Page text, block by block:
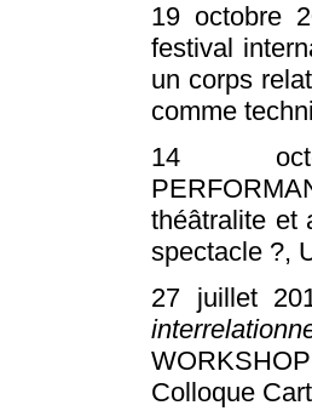
19 octobre
festival
un corps
comme
14
théâtralite et
spectacle ?,
27 juillet
Colloque